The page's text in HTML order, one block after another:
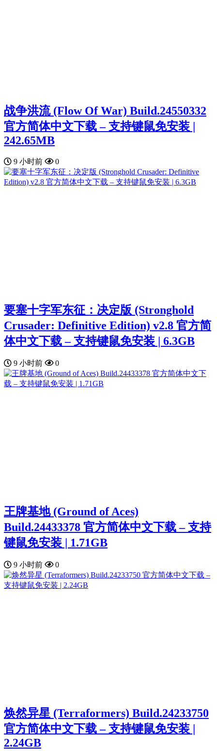
战争洪流 (Flow Of War) Build.24550332
官方简体中文下载 – 支持键鼠免安装 |
242.65MB
9 小时前 0
要塞十字军东征：决定版 (Stronghold
Crusader: Definitive Edition) v2.8 官方简
体中文下载 – 支持键鼠免安装 | 6.3GB
9 小时前 0
王牌基地 (Ground of Aces)
Build.24433378 官方简体中文下载 – 支持
键鼠免安装 | 1.71GB
9 小时前 0
焕然异星 (Terraformers) Build.24233750
官方简体中文下载 – 支持键鼠免安装 |
2.24GB